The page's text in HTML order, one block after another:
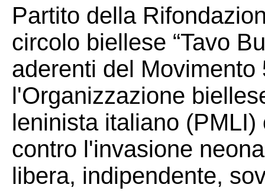
Partito della
circolo biellese “Tavo
aderenti del
l'Organizzazione
leninista italiano
contro l'invasione
libera, indipendente,